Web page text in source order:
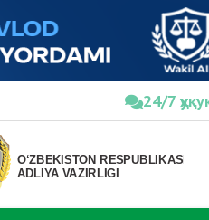
24/7